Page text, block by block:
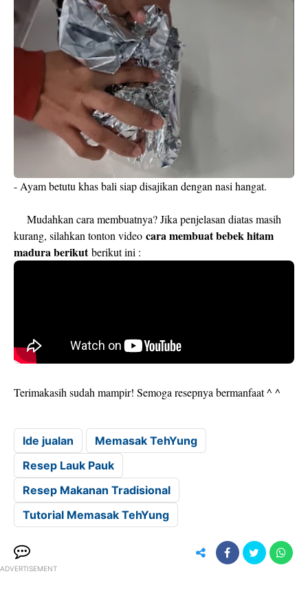
- Ayam betutu khas bali siap disajikan dengan nasi hangat.
Mudahkan cara membuatnya? Jika penjelasan diatas masih
kurang, silahkan tonton video cara membuat bebek hitam
madura berikutberikut ini :
Terimakasih sudah mampir! Semoga resepnya bermanfaat ^ ^
Ide jualan
Memasak TehYung
Resep Lauk Pauk
Resep Makanan Tradisional
Tutorial Memasak TehYung
ADVERTISEMENT